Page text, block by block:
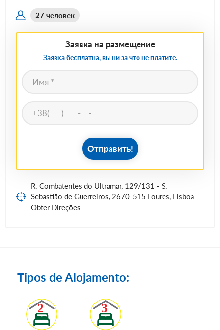
27 человек
Заявка на размещение
Заявка бесплатна, вы ни за что не платите.
Отправить!
R. Combatentes do Ultramar, 129/131 - S.
Sebastião de Guerreiros, 2670-515 Loures, Lisboa
Obter Direções
Tipos de Alojamento: